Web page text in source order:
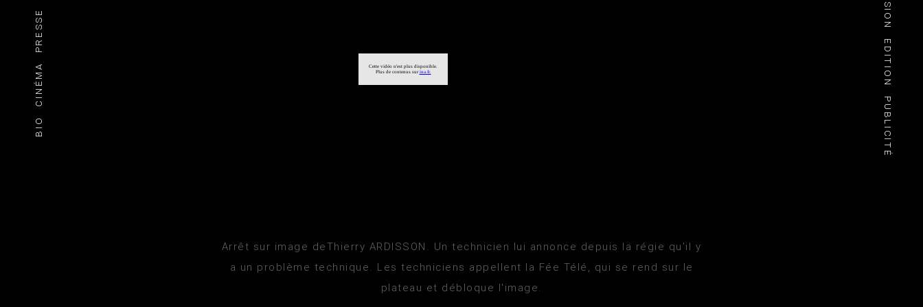
EDITION
PUBLICITÉ
BIO
CINÉMA
PRESSE
Arrêt sur image deThierry ARDISSON. Un technicien lui annonce depuis la régie qu'il y
a un problème technique. Les techniciens appellent la Fée Télé, qui se rend sur le
plateau et débloque l'image.